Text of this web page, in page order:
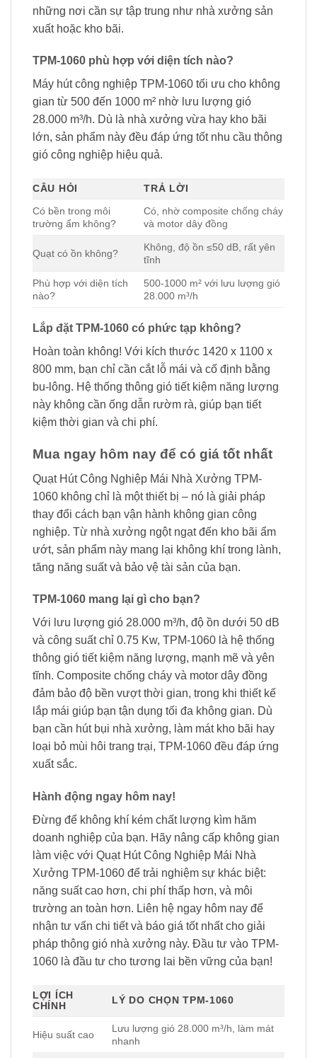
những nơi cần sự tập trung như nhà xưởng sản
xuất hoặc kho bãi.
TPM-1060 phù hợp với diện tích nào?
Máy hút công nghiệp TPM-1060 tối ưu cho không
gian từ 500 đến 1000 m² nhờ lưu lượng gió
28.000 m³/h. Dù là nhà xưởng vừa hay kho bãi
lớn, sản phẩm này đều đáp ứng tốt nhu cầu thông
gió công nghiệp hiệu quả.
CÂU HỎI
TRẢ LỜI
Có bền trong môi
trường ẩm không?
Có, nhờ composite chống cháy
và motor dây đồng
Quạt có ồn không?
Không, độ ồn ≤50 dB, rất yên
tĩnh
Phù hợp với diện tích
nào?
500-1000 m² với lưu lượng gió
28.000 m³/h
Lắp đặt TPM-1060 có phức tạp không?
Hoàn toàn không! Với kích thước 1420 x 1100 x
800 mm, bạn chỉ cần cắt lỗ mái và cố định bằng
bu-lông. Hệ thống thông gió tiết kiệm năng lượng
này không cần ống dẫn rườm rà, giúp bạn tiết
kiệm thời gian và chi phí.
Mua ngay hôm nay để có giá tốt nhất
Quạt Hút Công Nghiệp Mái Nhà Xưởng TPM-
1060 không chỉ là một thiết bị – nó là giải pháp
thay đổi cách bạn vận hành không gian công
nghiệp. Từ nhà xưởng ngột ngạt đến kho bãi ẩm
ướt, sản phẩm này mang lại không khí trong lành,
tăng năng suất và bảo vệ tài sản của bạn.
TPM-1060 mang lại gì cho bạn?
Với lưu lượng gió 28.000 m³/h, độ ồn dưới 50 dB
và công suất chỉ 0.75 Kw, TPM-1060 là hệ thống
thông gió tiết kiệm năng lượng, mạnh mẽ và yên
tĩnh. Composite chống cháy và motor dây đồng
đảm bảo độ bền vượt thời gian, trong khi thiết kế
lắp mái giúp bạn tận dụng tối đa không gian. Dù
bạn cần hút bụi nhà xưởng, làm mát kho bãi hay
loại bỏ mùi hôi trang trại, TPM-1060 đều đáp ứng
xuất sắc.
Hành động ngay hôm nay!
Đừng để không khí kém chất lượng kìm hãm
doanh nghiệp của bạn. Hãy nâng cấp không gian
làm việc với Quạt Hút Công Nghiệp Mái Nhà
Xưởng TPM-1060 để trải nghiệm sự khác biệt:
năng suất cao hơn, chi phí thấp hơn, và môi
trường an toàn hơn. Liên hệ ngay hôm nay để
nhận tư vấn chi tiết và báo giá tốt nhất cho giải
pháp thông gió nhà xưởng này. Đầu tư vào TPM-
1060 là đầu tư cho tương lai bền vững của bạn!
LỢI ÍCH
CHÍNH
LÝ DO CHỌN TPM-1060
Hiệu suất cao
Lưu lượng gió 28.000 m³/h, làm mát
nhanh